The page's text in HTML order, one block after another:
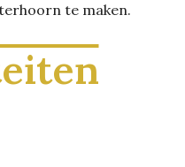
te maken.